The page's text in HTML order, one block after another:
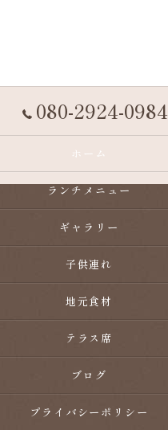
080-2924-0984
ホーム
ランチメニュー
ギャラリー
子供連れ
地元食材
テラス席
ブログ
プライバシーポリシー